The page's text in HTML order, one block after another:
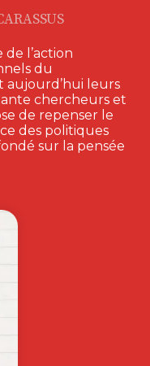
de l’action
du
leurs
chercheurs et
de repenser le
des politiques
sur la pensée